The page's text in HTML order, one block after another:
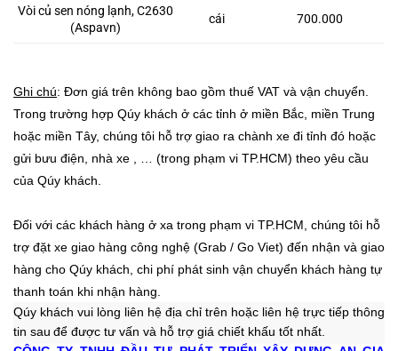
Vòi củ sen nóng lạnh, C2630
(Aspavn)
cái 700.000
Ghi chú: Đơn giá trên không bao gồm thuế VAT và vận chuyển.
Trong trường hợp Qúy khách ở các tỉnh ở miền Bắc, miền Trung
hoặc miền Tây, chúng tôi hỗ trợ giao ra chành xe đi tỉnh đó hoặc
gửi bưu điện, nhà xe , … (trong phạm vi TP.HCM) theo yêu cầu
của Qúy khách.
Đối với các khách hàng ở xa trong phạm vi TP.HCM, chúng tôi hỗ
trợ đặt xe giao hàng công nghệ (Grab / Go Viet) đến nhận và giao
hàng cho Qúy khách, chi phí phát sinh vận chuyển khách hàng tự
thanh toán khi nhận hàng.
Qúy khách vui lòng liên hệ địa chỉ trên hoặc liên hệ trực tiếp thông
tin sau để được tư vấn và hỗ trợ giá chiết khấu tốt nhất.